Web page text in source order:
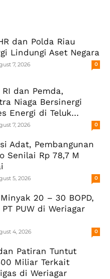
dan Polda Riau
Lindungi Aset Negara
7, 2026 0
RI dan Pemda,
Niaga Bersinergi
Energi di Teluk...
7, 2026 0
Adat, Pembangunan
Senilai Rp 78,7 M
5, 2026 0
20 – 30 BOPD,
PUW di Weriagar
4, 2026 0
Patiran Tuntut
Miliar Terkait
di Weriagar